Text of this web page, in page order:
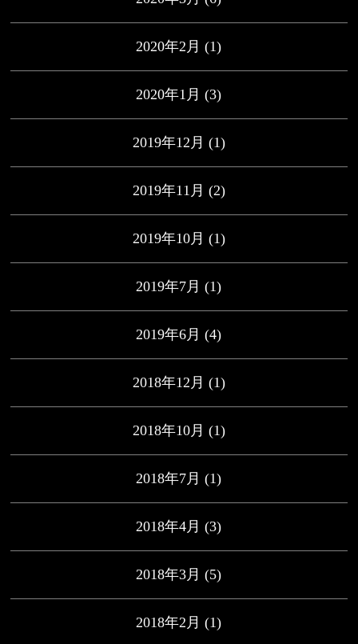
2020年2月 (1)
2020年1月 (3)
2019年12月 (1)
2019年11月 (2)
2019年10月 (1)
2019年7月 (1)
2019年6月 (4)
2018年12月 (1)
2018年10月 (1)
2018年7月 (1)
2018年4月 (3)
2018年3月 (5)
2018年2月 (1)